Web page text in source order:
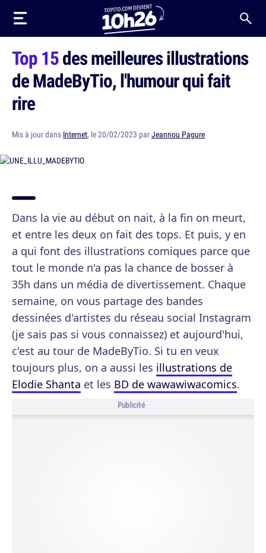
Top 15des meilleures illustrations
de MadeByTio, l'humour qui fait
rire
Mis à jour dans Internet, le 20/02/2023 parJeannou Pagure
Dans la vie au début on nait, à la fin on meurt,
et entre les deux on fait des tops. Et puis, y en
a qui font des illustrations comiques parce que
tout le monde n'a pas la chance de bosser à
35h dans un média de divertissement. Chaque
semaine, on vous partage des bandes
dessinées d'artistes du réseau social Instagram
(je sais pas si vous connaissez) et aujourd'hui,
c'est au tour de MadeByTio. Si tu en veux
toujours plus, on a aussi les illustrations de
Elodie Shanta et les BD de wawawiwacomics.
Publicité